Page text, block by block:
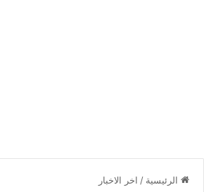
الرئيسية / اخر الاخبار